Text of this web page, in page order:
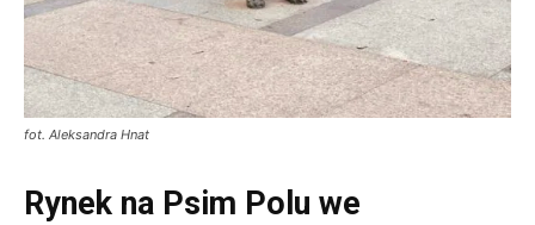
fot. Aleksandra Hnat
Rynek na Psim Polu we